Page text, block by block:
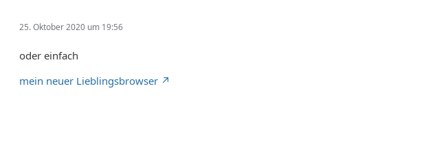
25. Oktober 2020 um 19:56
oder einfach
mein neuer Lieblingsbrowser